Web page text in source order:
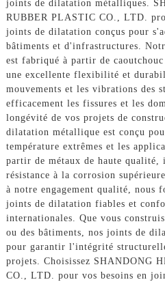
joints de dilatation métalliques.
RUBBER PLASTIC CO., LTD.
joints de dilatation conçus pour
bâtiments et d'infrastructures.
est fabriqué à partir de
une excellente flexibilité et
mouvements et les vibrations des
efficacement les fissures et les
longévité de vos projets de
dilatation métallique est conçu
température extrêmes et les
partir de métaux de haute qualité,
résistance à la corrosion
à notre engagement qualité, nous
joints de dilatation fiables et
internationales. Que vous
ou des bâtiments, nos joints de
pour garantir l'intégrité
projets. Choisissez SHANDONG
CO., LTD. pour vos besoins en